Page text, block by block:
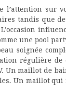
sur
tandis que
une pool
soignée
régulière
Un maillot de
Un maillot